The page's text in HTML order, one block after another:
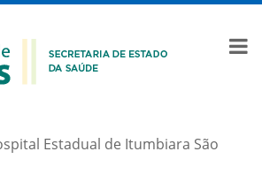
Estadual de Itumbiara São